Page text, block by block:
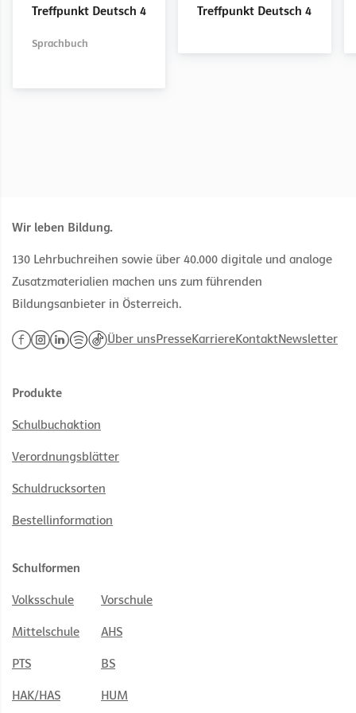
Treffpunkt Deutsch 4
Sprachbuch
Treffpunkt Deutsch 4
Wir leben Bildung.
130 Lehrbuchreihen sowie über 40.000 digitale und analoge
Zusatzmaterialien machen uns zum führenden
Bildungsanbieter in Österreich.
Über unsPresseKarriereKontaktNewsletter
Produkte
Schulbuchaktion
Verordnungsblätter
Schuldrucksorten
Bestellinformation
Schulformen
Volksschule Vorschule
Mittelschule AHS
PTS BS
HAK/HAS HUM